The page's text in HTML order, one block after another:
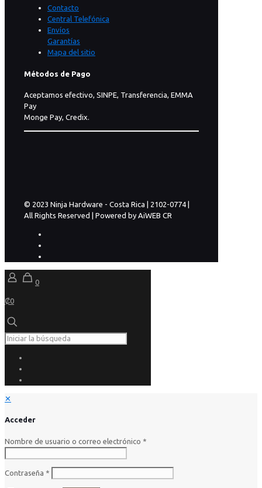
Contacto
Central Telefónica
Envíos
Garantías
Mapa del sitio
Métodos de Pago
Aceptamos efectivo, SINPE, Transferencia, EMMA
Pay
Monge Pay, Credix.
© 2023 Ninja Hardware - Costa Rica | 2102-0774 |
All Rights Reserved | Powered by AiWEB CR
0
₡0
✕
Acceder
Nombre de usuario o correo electrónico *
Contraseña *